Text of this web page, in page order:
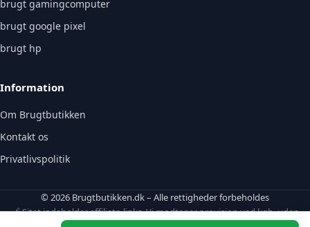
brugt gamingcomputer
brugt google pixel
brugt hp
Information
Om Brugtbutikken
Kontakt os
Privatlivspolitik
© 2026 Brugtbutikken.dk – Alle rettigheder forbeholdes
🔗 Sitet indeholder affiliate-links. Vi modtager provision ved køb, uden